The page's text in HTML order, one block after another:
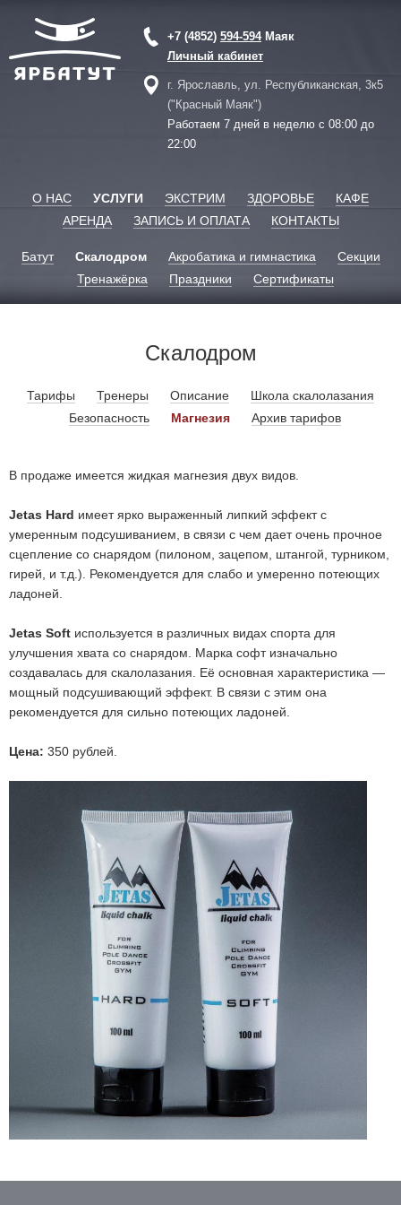
+7 (4852) 594-594Маяк
Личный кабинет
г. Ярославль, ул. Республиканская, 3к5
("Красный Маяк")
Работаем 7 дней в неделю с 08:00 до
22:00
О НАС УСЛУГИ ЭКСТРИМ ЗДОРОВЬЕ
КАФЕ
АРЕНДА
ЗАПИСЬ И ОПЛАТА КОНТАКТЫ
Батут Скалодром Акробатика и гимнастика
Секции
Тренажёрка
Праздники Сертификаты
Скалодром
Тарифы Тренеры Описание
Школа скалолазания
Безопасность
Магнезия Архив тарифов
В продаже имеется жидкая магнезия двух видов.
Jetas Hard имеет ярко выраженный липкий эффект с
умеренным подсушиванием, в связи с чем дает очень прочное
сцепление со снарядом (пилоном, зацепом, штангой, турником,
гирей, и т.д.). Рекомендуется для слабо и умеренно потеющих
ладоней.
Jetas Soft используется в различных видах спорта для
улучшения хвата со снарядом. Марка софт изначально
создавалась для скалолазания. Её основная характеристика —
мощный подсушивающий эффект. В связи с этим она
рекомендуется для сильно потеющих ладоней.
Цена: 350 рублей.